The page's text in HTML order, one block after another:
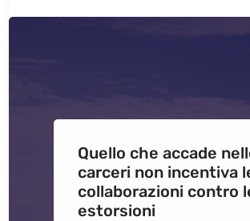
Quello che accade
carceri non incentiva
collaborazioni contro
estorsioni